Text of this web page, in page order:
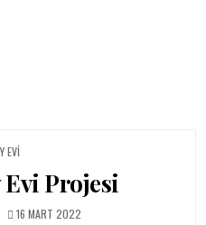
IN
EVI
Evi Projesi
PUBLISHED DATE:
16 MART 2022